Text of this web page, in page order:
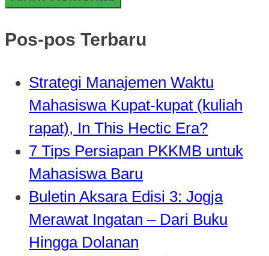
Pos-pos Terbaru
Strategi Manajemen Waktu
Mahasiswa Kupat-kupat (kuliah
rapat), In This Hectic Era?
7 Tips Persiapan PKKMB untuk
Mahasiswa Baru
Buletin Aksara Edisi 3: Jogja
Merawat Ingatan – Dari Buku
Hingga Dolanan